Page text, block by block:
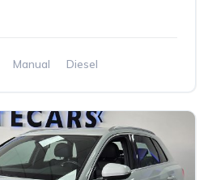
Manual
Diesel